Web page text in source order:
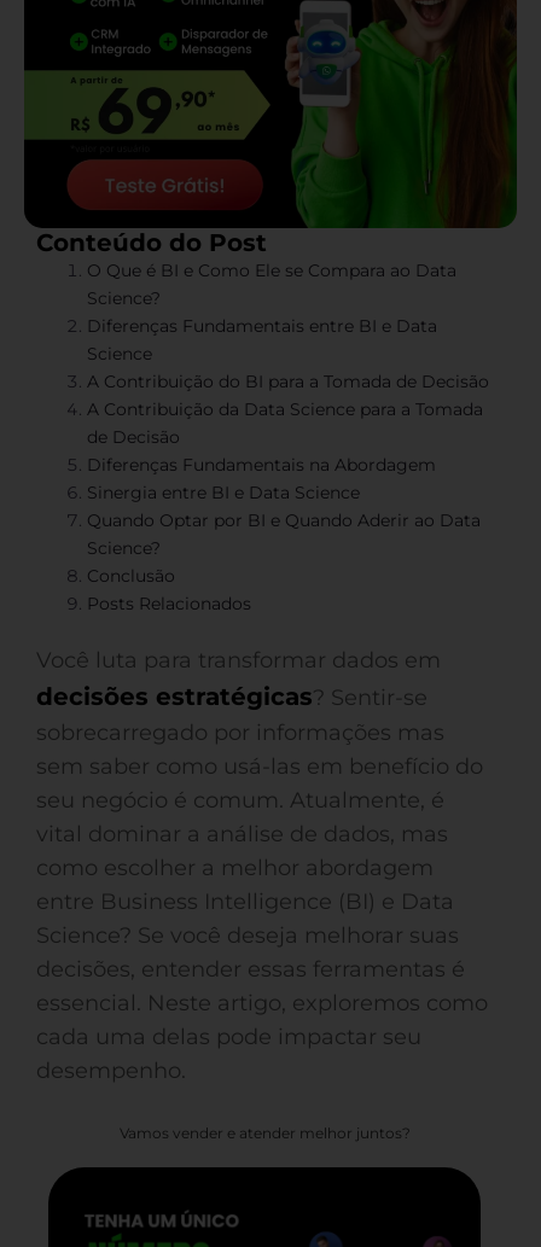
Conteúdo do Post
O Que é BI e Como Ele se Compara ao Data
Science?
Diferenças Fundamentais entre BI e Data
Science
A Contribuição do BI para a Tomada de Decisão
A Contribuição da Data Science para a Tomada
de Decisão
Diferenças Fundamentais na Abordagem
Sinergia entre BI e Data Science
Quando Optar por BI e Quando Aderir ao Data
Science?
Conclusão
Posts Relacionados
Você luta para transformar dados em
decisões estratégicas? Sentir-se
sobrecarregado por informações mas
sem saber como usá-las em benefício do
seu negócio é comum. Atualmente, é
vital dominar a análise de dados, mas
como escolher a melhor abordagem
entre Business Intelligence (BI) e Data
Science? Se você deseja melhorar suas
decisões, entender essas ferramentas é
essencial. Neste artigo, exploremos como
cada uma delas pode impactar seu
desempenho.
Vamos vender e atender melhor juntos?